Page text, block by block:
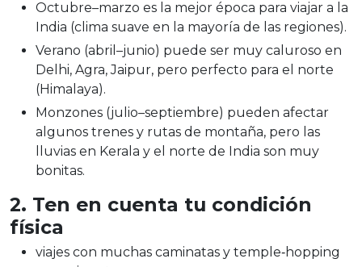
Octubre–marzo es la mejor época para viajar a la
India (clima suave en la mayoría de las regiones).
Verano (abril–junio) puede ser muy caluroso en
Delhi, Agra, Jaipur, pero perfecto para el norte
(Himalaya).
Monzones (julio–septiembre) pueden afectar
algunos trenes y rutas de montaña, pero las
lluvias en Kerala y el norte de India son muy
bonitas.
2. Ten en cuenta tu condición
física
viajes con muchas caminatas y temple‑hopping